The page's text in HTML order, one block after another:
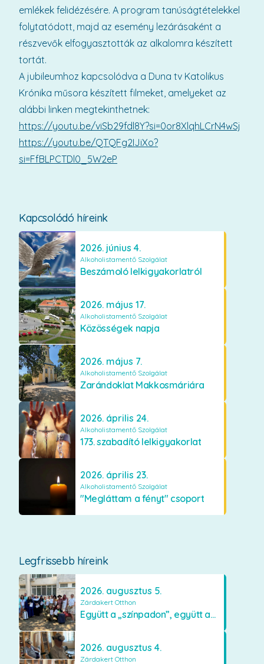
Kapcsolódó híreink
2026. június 4.
Alkoholistamentő Szolgálat
Beszámoló lelkigyakorlatról
2026. május 17.
Alkoholistamentő Szolgálat
Közösségek napja
2026. május 7.
Alkoholistamentő Szolgálat
Zarándoklat Makkosmáriára
2026. április 24.
Alkoholistamentő Szolgálat
173. szabadító lelkigyakorlat
2026. április 23.
Alkoholistamentő Szolgálat
"Megláttam a fényt" csoport
Legfrissebb híreink
2026. augusztus 5.
Zárdakert Otthon
Együtt a „színpadon”, együtt az élményekért 🎭✨
2026. augusztus 4.
Zárdakert Otthon
emlékek felidézésére. A program tanúságtételekkel
folytatódott, majd az esemény lezárásaként a
részvevők elfogyasztották az alkalomra készített
tortát.
A jubileumhoz kapcsolódva a Duna tv Katolikus
Krónika műsora készített filmeket, amelyeket az
alábbi linken megtekinthetnek:
https://youtu.be/viSb29fdl8Y?si=0or8XlqhLCrN4wSj
https://youtu.be/QTQFg2IJiXo?
si=FfBLPCTDl0_5W2eP